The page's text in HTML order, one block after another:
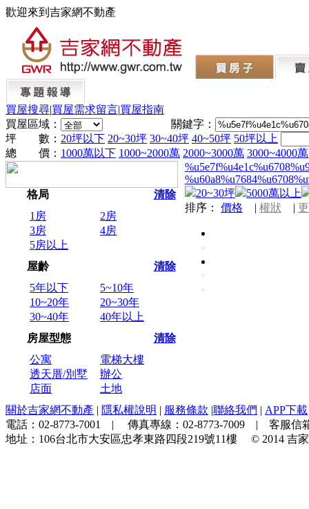
歡迎來到吉家網不動產
買屋搜尋|買屋需求留言|買屋指南
買屋區域：
關鍵字：
坪 數： 20坪以下 20~30坪 30~40坪 40~50坪 50坪以上
總 價： 1000萬以下 1000~2000萬 2000~3000萬 3000~4000萬
格局
清除
1房
2房
3房
4房
5房以上
屋齡
清除
5年以下
5~10年
10~20年
20~30年
30~40年
40年以上
房屋型態
清除
公寓
電梯大樓
透天厝/別墅
辦公
店面
土地
20~30坪
5000萬以上
排序： 價格 | 權狀 |
關於吉家網不動產 | 隱私權說明 | 服務條款 |聯絡我們 | APP下載
電話： 02-8773-7001 | 傳真專線： 02-8773-7009 | 客服信
地址： 106台北市大安區忠孝東路四段219號11樓 © 2014 吉